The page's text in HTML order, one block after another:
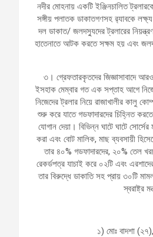
নদীর মোহনায় একটি ইঞ্জিনচালিত
সঙ্গীয় পলাতক ডাকাতগণসহ র‌্যাবকে
দল ডাকাত/ জলদস্যুদের ট্রলারের
হাতেনাতে আটক করতে সক্ষম হয় এবং
৩। গ্রেফতারকৃতদের জিজ্ঞাসাবাদে
ইসহাক মেম্বার গত এক সপ্তাহ আগে
নিজেদের ট্রলার নিয়ে রাজাখালীর কালু
শুরু করে যাতে গডফাদারদের চিহ্নিত
যোগান দেয়া। বিভিন্ন ঘাটে ঘাটে
করা এবং বোট মালিক, মাছ ব্যবসায়ী
তার ৪০% গডফাদারদের, ২০% তেল
রেকর্ডপত্র যাচাই করে ০২টি এবং
তার বিরুদ্ধে ডাকাতি সহ প্রায় ৩০টি
স্বরাষ্ট্র
১) মোঃ বাদশা